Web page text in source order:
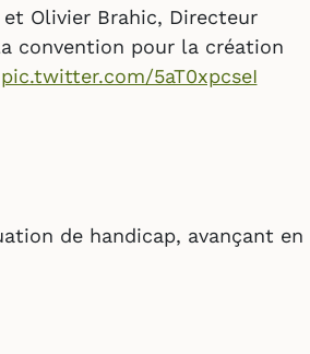
Olivier Brahic, Directeur
convention pour la création
pic.twitter.com/5aT0xpcseI
de handicap, avançant en